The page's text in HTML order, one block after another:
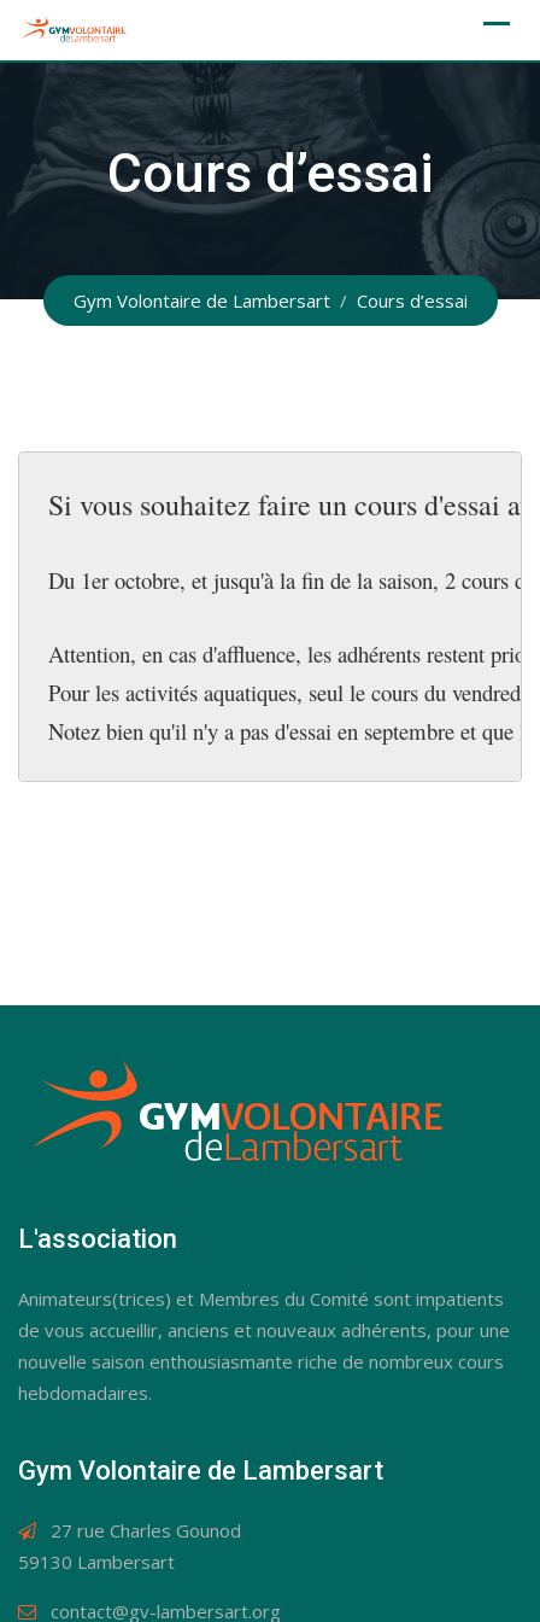
Skip
content
Cours d’essai
Gym Volontaire de Lambersart / Cours d’essai
Si vous souhaitez faire un cours d'essai
Du 1er octobre, et jusqu'à la fin de la saison, 2 cours
Attention, en cas d'affluence, les adhérents restent
Pour les activités aquatiques, seul le cours du vendredi
Notez bien qu'il n'y a pas d'essai en septembre et que
L'association
Animateurs(trices) et Membres du Comité sont impatients
de vous accueillir, anciens et nouveaux adhérents, pour une
nouvelle saison enthousiasmante riche de nombreux cours
hebdomadaires.
Gym Volontaire de Lambersart
27 rue Charles Gounod
59130 Lambersart
contact@gv-lambersart.org